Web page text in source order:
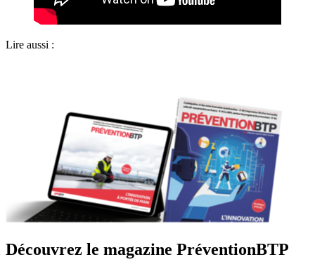
Lire aussi :
Découvrez le magazine PréventionBTP